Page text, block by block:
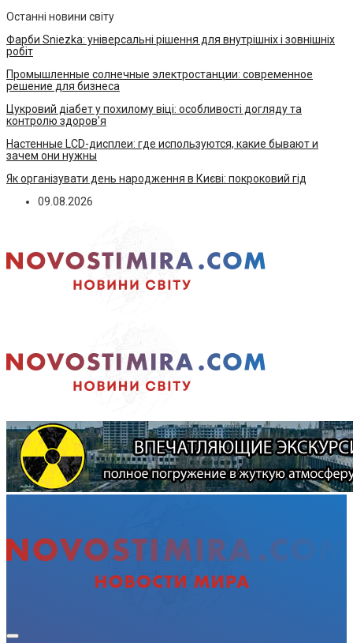
Останні новини світу
Фарби Sniezka: універсальні рішення для внутрішніх і зовнішніх
робіт
Промышленные солнечные электростанции: современное
решение для бизнеса
Цукровий діабет у похилому віці: особливості догляду та
контролю здоров’я
Настенные LCD-дисплеи: где используются, какие бывают и
зачем они нужны
Як організувати день народження в Києві: покроковий гід
09.08.2026